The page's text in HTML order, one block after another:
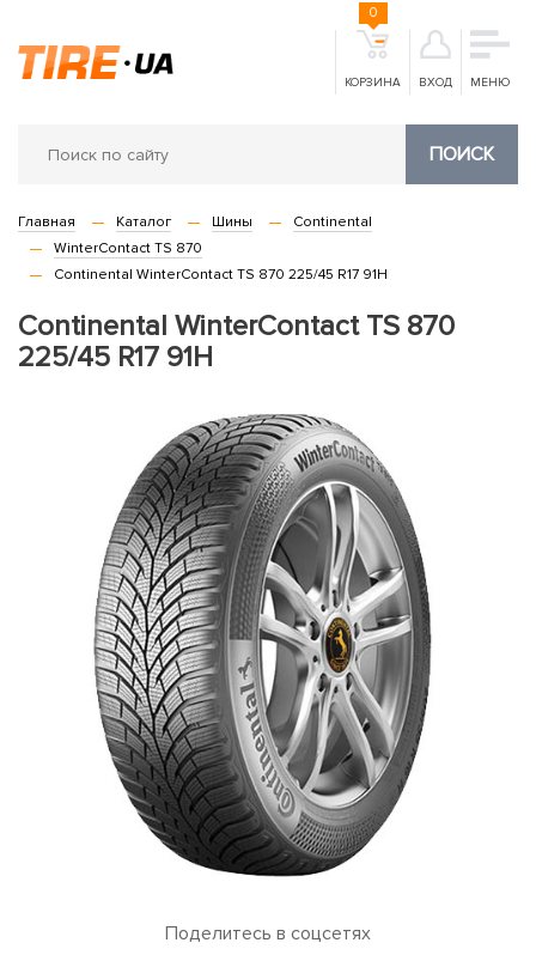
КОРЗИНА
0
ВХОД МЕНЮ
ПОИСК
Главная Каталог Шины
Continental
WinterContact TS 870
Continental WinterContact TS 870 225/45 R17 91H
Continental WinterContact TS 870
225/45 R17 91H
Поделитесь в соцсетях